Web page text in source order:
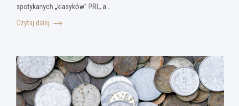
spotykanych „klasyków” PRL, a…
Czytaj dalej